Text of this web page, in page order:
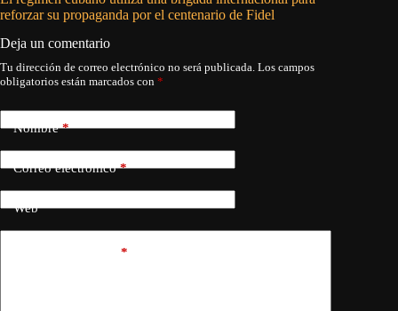
reforzar su propaganda por el centenario de Fidel
Deja un comentario
Tu dirección de correo electrónico no será publicada. Los campos
obligatorios están marcados con *
Nombre*
Correo electrónico*
Web
*